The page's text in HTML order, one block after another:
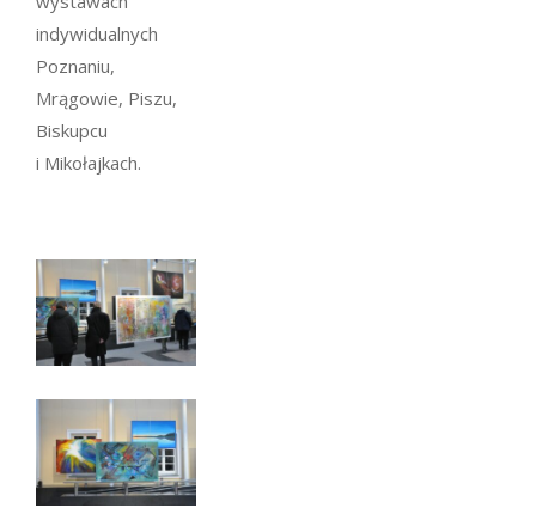
indywidualnych
Poznaniu,
Mrągowie, Piszu,
Biskupcu
i Mikołajkach.